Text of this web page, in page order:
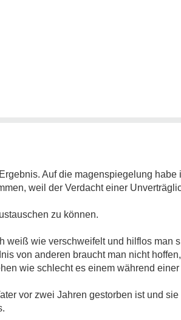
Auf die magenspiegelung habe
weil der Verdacht einer
zu können.
weiß wie verschweifelt und hilflos man
von anderen braucht man nicht
wie schlecht es einem während
vor zwei Jahren gestorben ist und